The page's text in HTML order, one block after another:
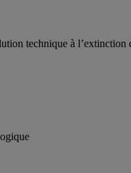
technique à l’extinction